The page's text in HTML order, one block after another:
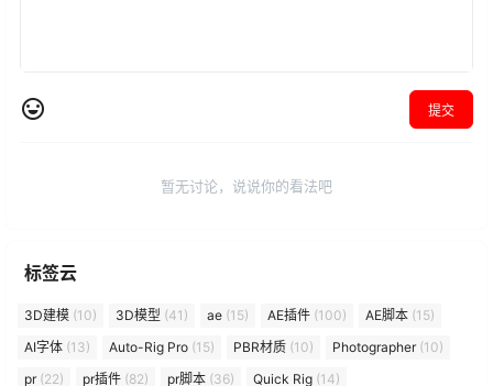
提交
暂无讨论，说说你的看法吧
标签云
3D建模 (10) 3D模型 (41) ae (15) AE插件 (100) AE脚本 (15)
AI字体 (13) Auto-Rig Pro (15) PBR材质 (10) Photographer(10)
pr(22) pr插件 (82) pr脚本 (36) Quick Rig (14)